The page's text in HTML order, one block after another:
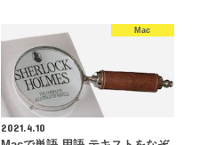
Mac
2021.4.10